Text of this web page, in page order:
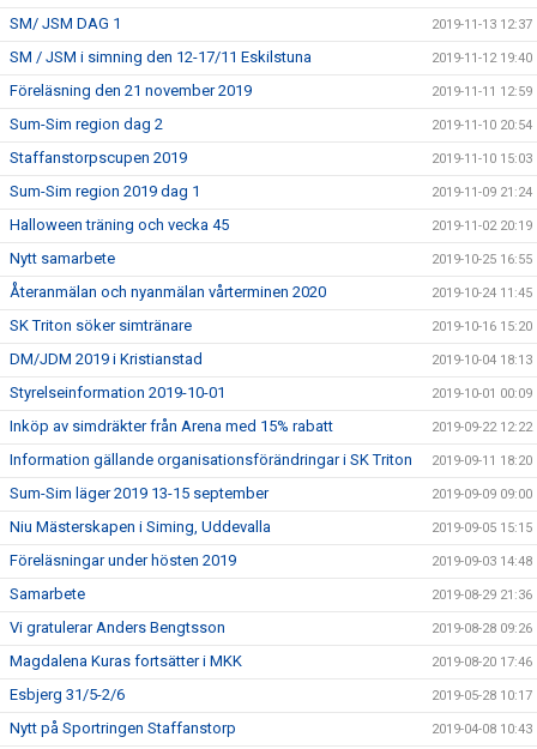
SM/ JSM DAG 1 2019-11-13 12:37
SM / JSM i simning den 12-17/11 Eskilstuna 2019-11-12 19:40
Föreläsning den 21 november 2019 2019-11-11 12:59
Sum-Sim region dag 2 2019-11-10 20:54
Staffanstorpscupen 2019 2019-11-10 15:03
Sum-Sim region 2019 dag 1 2019-11-09 21:24
Halloween träning och vecka 45 2019-11-02 20:19
Nytt samarbete 2019-10-25 16:55
Återanmälan och nyanmälan vårterminen 2020 2019-10-24 11:45
SK Triton söker simtränare 2019-10-16 15:20
DM/JDM 2019 i Kristianstad 2019-10-04 18:13
Styrelseinformation 2019-10-01 2019-10-01 00:09
Inköp av simdräkter från Arena med 15% rabatt 2019-09-22 12:22
Information gällande organisationsförändringar i SK Triton 2019-09-11 18:20
Sum-Sim läger 2019 13-15 september 2019-09-09 09:00
Niu Mästerskapen i Siming, Uddevalla 2019-09-05 15:15
Föreläsningar under hösten 2019 2019-09-03 14:48
Samarbete 2019-08-29 21:36
Vi gratulerar Anders Bengtsson 2019-08-28 09:26
Magdalena Kuras fortsätter i MKK 2019-08-20 17:46
Esbjerg 31/5-2/6 2019-05-28 10:17
Nytt på Sportringen Staffanstorp 2019-04-08 10:43